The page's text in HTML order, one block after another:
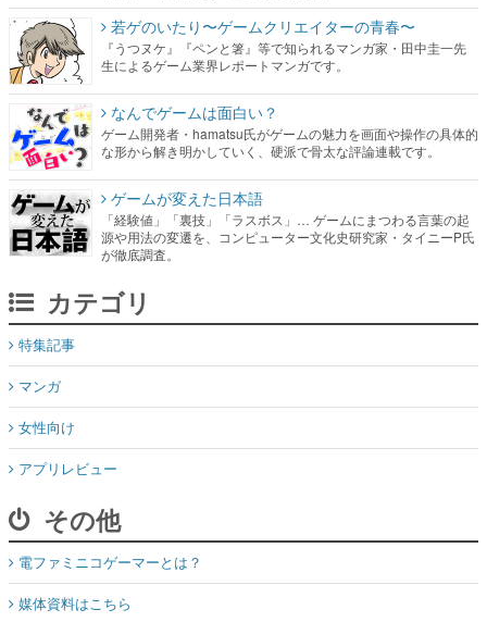
若ゲのいたり〜ゲームクリエイターの青春〜
『うつヌケ』『ペンと箸』等で知られるマンガ家・田中圭一先
生によるゲーム業界レポートマンガです。
なんでゲームは面白い？
ゲーム開発者・hamatsu氏がゲームの魅力を画面や操作の具体的
な形から解き明かしていく、硬派で骨太な評論連載です。
ゲームが変えた日本語
「経験値」「裏技」「ラスボス」… ゲームにまつわる言葉の起
源や用法の変遷を、コンピューター文化史研究家・タイニーP氏
が徹底調査。
カテゴリ
特集記事
マンガ
女性向け
アプリレビュー
その他
電ファミニコゲーマーとは？
媒体資料はこちら